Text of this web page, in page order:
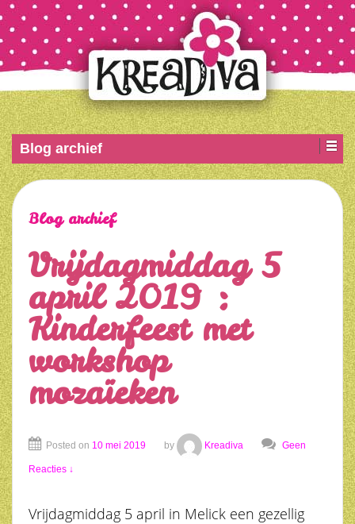
Blog archief
Blog archief
Vrijdagmiddag 5
april 2019 :
Kinderfeest met
workshop
mozaïeken
Posted on 10 mei 2019 by Kreadiva Geen
Reacties ↓
Vrijdagmiddag 5 april in Melick een gezellig